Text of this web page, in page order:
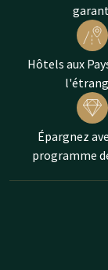
Hôtels aux
Épargnez
programme